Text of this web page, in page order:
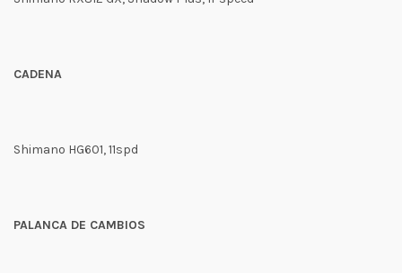
CADENA
Shimano HG601, 11spd
PALANCA DE CAMBIOS